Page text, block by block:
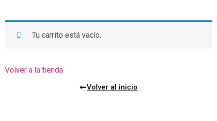
Tu carrito está vacío.
Volver a la tienda
Volver al inicio